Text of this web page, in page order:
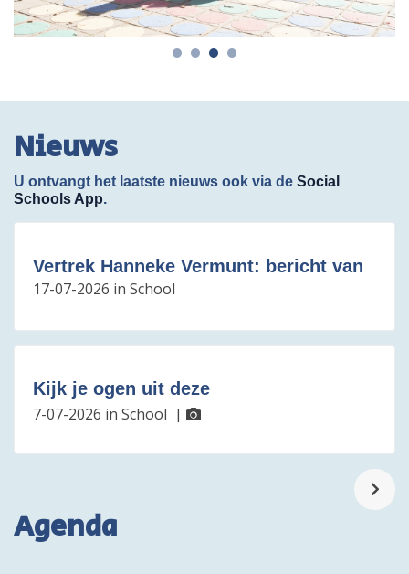
Nieuws
U ontvangt het laatste nieuws ook via de Social
Schools App.
Vertrek Hanneke Vermunt: bericht van
17-07-2026 in School
Kijk je ogen uit deze
7-07-2026 in School |
Agenda